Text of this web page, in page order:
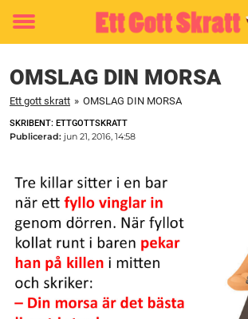
Toggle
OMSLAG DIN MORSA
Ett gott skratt » OMSLAG DIN MORSA
SKRIBENT: ETTGOTTSKRATT
Publicerad: jun 21, 2016, 14:58